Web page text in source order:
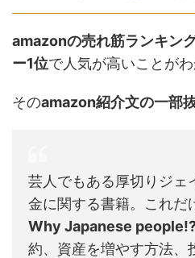
amazonの売れ筋ランキン
ー1位で人気が高いことがわ
そのamazon紹介文の一部
芸人でもある厚切りジェ
金に関する書籍。これ
Why Japanese
約、資産を増やす方法